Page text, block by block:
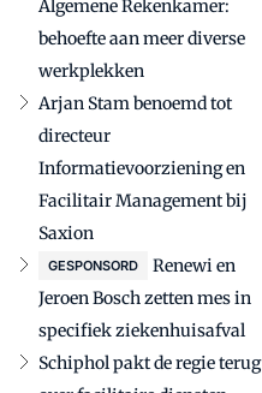
Algemene Rekenkamer:
behoefte aan meer diverse
werkplekken
Arjan Stam benoemd tot
directeur
Informatievoorziening en
Facilitair Management bij
Saxion
GESPONSORD
Renewi en
Jeroen Bosch zetten mes in
specifiek ziekenhuisafval
Schiphol pakt de regie terug